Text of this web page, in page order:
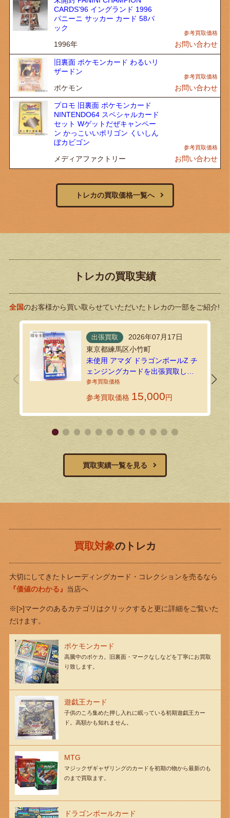
CARDS’96 イングランド 1996
パニーニ サッカー カード 58パ
ック
1996年 お問い合わせ
旧裏面 ポケモンカード わるいリ
ザードン
ポケモン お問い合わせ
プロモ 旧裏面 ポケモンカード
NINTENDO64 スペシャルカード
セット Wゲットだぜキャンペー
ン かっこいいポリゴン くいしん
ぼカビゴン
メディアファクトリー お問い合わせ
トレカの買取価格一覧へ
トレカの買取実績
全国のお客様から買い取らせていただいたトレカの一部をご紹介!
出張買取
2026年07月17日
東京都練馬区小竹町
未使用 アマダ ドラゴンボールZ チ
ェンジングカードを出張買取しま
した
参考買取価格 15,000円
買取実績一覧を見る
買取対象のトレカ
大切にしてきたトレーディングカード・コレクションを売るなら
『価値のわかる』 当店へ
※[>]マークのあるカテゴリはクリックすると更に詳細をご覧いた
だけます。
ポケモンカード
高騰中のポケカ。旧裏面・マークなしなどを丁寧にお買取
り致します。
遊戯王カード
子供のころ集めた押し入れに眠っている初期遊戯王カー
ド。高額かも知れません。
MTG
マジックザギャザリングのカードを初期の物から最新のも
のまで買取ます。
ドラゴンボールカード